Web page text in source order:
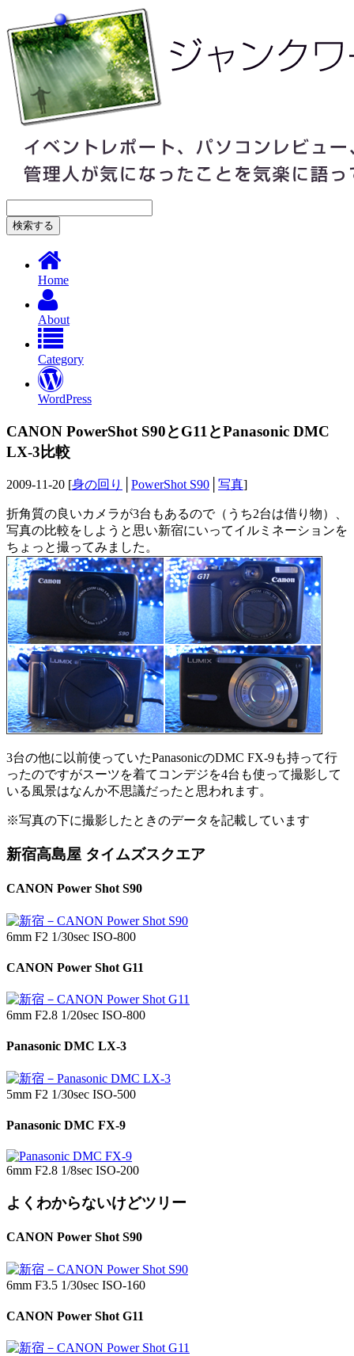
Home
About
Category
WordPress
CANON PowerShot S90とG11とPanasonic DMC
LX-3比較
2009-11-20 [身の回り PowerShot S90 写真]
折角質の良いカメラが3台もあるので（うち2台は借り物）、
写真の比較をしようと思い新宿にいってイルミネーションを
ちょっと撮ってみました。
3台の他に以前使っていたPanasonicのDMC FX-9も持って行
ったのですがスーツを着てコンデジを4台も使って撮影して
いる風景はなんか不思議だったと思われます。
※写真の下に撮影したときのデータを記載しています
新宿高島屋 タイムズスクエア
CANON Power Shot S90
6mm F2 1/30sec ISO-800
CANON Power Shot G11
6mm F2.8 1/20sec ISO-800
Panasonic DMC LX-3
5mm F2 1/30sec ISO-500
Panasonic DMC FX-9
6mm F2.8 1/8sec ISO-200
よくわからないけどツリー
CANON Power Shot S90
6mm F3.5 1/30sec ISO-160
CANON Power Shot G11